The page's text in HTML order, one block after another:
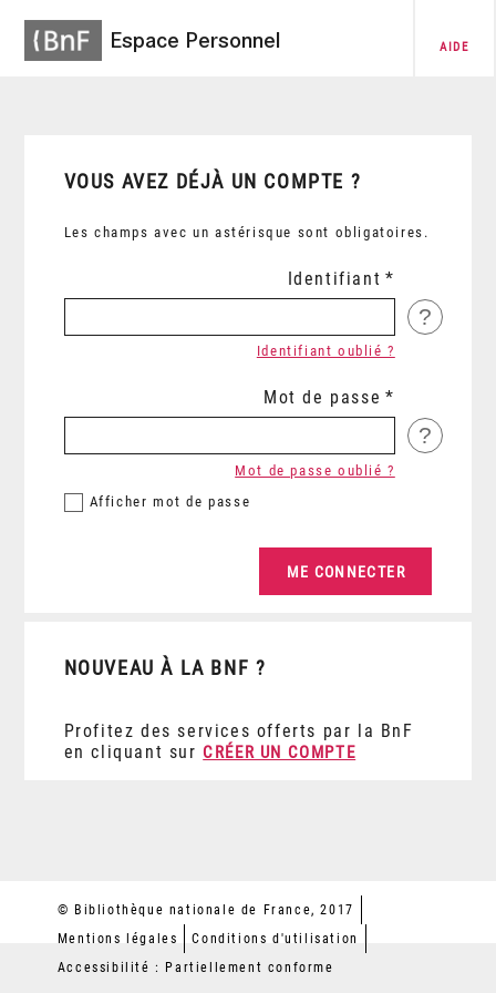
Espace Personnel AIDE
VOUS AVEZ DÉJÀ UN COMPTE ?
Les champs avec un astérisque sont obligatoires.
Identifiant
?
Identifiant oublié ?
Mot de passe
?
Afficher mot de passe
Mot de passe oublié ?
NOUVEAU À LA BNF ?
Profitez des services offerts par la BnF
en cliquant sur CRÉER UN COMPTE
© Bibliothèque nationale de France, 2017
Mentions légales
Conditions d'utilisation
Accessibilité : Partiellement conforme